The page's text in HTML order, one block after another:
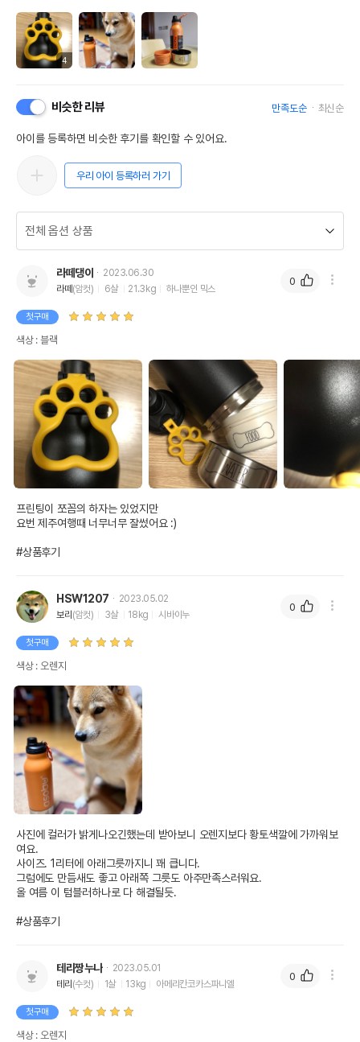
4
비슷한 리뷰 만족도순 최신순
아이를 등록하면 비슷한 후기를 확인할 수 있어요.
우리 아이 등록하러 가기
라떼댕이
2023.06.30
라떼 (암컷) 6살 21.3kg 하나뿐인 믹스
첫구매
색상 : 블랙
프린팅이 쪼꼼의 하자는 있었지만
요번 제주여행때 너무너무 잘썼어요 :)
#상품후기
0
HSW1207
2023.05.02
보리 (암컷) 3살 18kg 시바이누
첫구매
색상 : 오렌지
사진에 컬러가 밝게나오긴했는데 받아보니 오렌지보다 황토색깔에 가까워보
여요.
사이즈. 1리터에 아래그릇까지니 꽤 큽니다.
그럼에도 만듬새도 좋고 아래쪽 그릇도 아주만족스러워요.
올 여름 이 텀블러하나로 다 해결될듯.
#상품후기
0
테리짱누나
2023.05.01
테리 (수컷) 1살 13kg 아메리칸코카스파니엘
첫구매
색상 : 오렌지
0